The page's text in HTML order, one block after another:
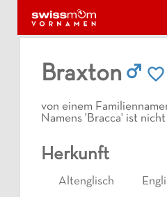
Braxton
von einem
Namens 'Bracca' ist
Herkunft
Altenglisch